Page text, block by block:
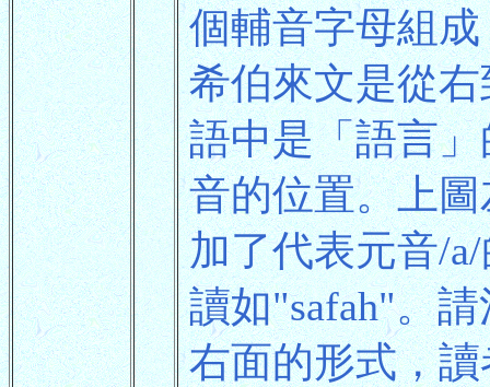
個輔音字母組
希伯來文是從
語中是「語言
音的位置。上
加了代表元音/
讀如"safah"。
右面的形式，